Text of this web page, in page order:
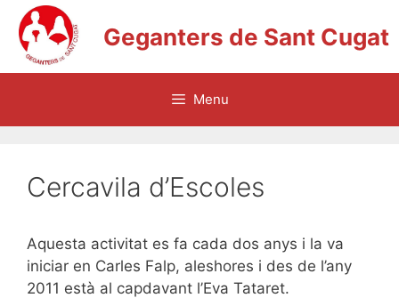
Vés
contingut
Geganters de Sant Cugat
Menu
Cercavila d’Escoles
Aquesta activitat es fa cada dos anys i la va
iniciar en Carles Falp, aleshores i des de l’any
2011 està al capdavant l’Eva Tataret.